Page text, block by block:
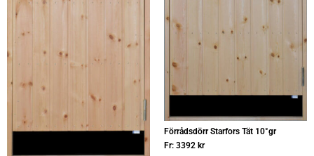
Förrådsdörr Starfors Tät 10°gr
Fr: 3392 kr